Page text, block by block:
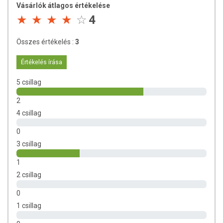
Kisvirágú füzike kivonat: 25 mg / 50 mg
Törpepálma gyümölcs kivonat: 15 mg / 30 mg
Likopin: 8 mg / 16 mg
Telítetlen zsírsavak: 713,6 mg / 1427,2 mg
Egyszeresen telítetlen zsírsavak: 152,6 mg / 305,2 mg
Többszörösen telítetlen zsírsavak: 561 mg / 1122 mg
ebből DHA: 36 mg / 72 mg
kivonat (Urtica dioica), kisvirágú füzike kivonat (Epilobium
TOVÁBBI TUDNIVALÓK
Minőségét megőrzi:
Tárolás:
Vásárlók átlagos értékelése
4
Összes értékelés : 3
Értékelés írása
5 csillag
2
4 csillag
0
3 csillag
1
2 csillag
0
1 csillag